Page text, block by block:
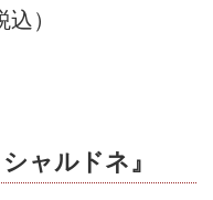
）
ャルドネ』